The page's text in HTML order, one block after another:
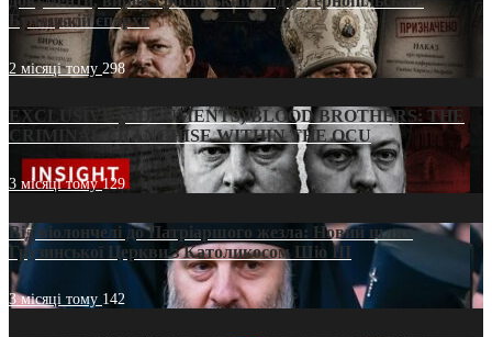
Бучацькій єпархії
2 місяці тому 298
EXCLUSIVE (DOCUMENTS)/BLOOD BROTHERS: THE
CRIMINAL FRANCHISE WITHIN THE OCU
3 місяці тому129
Від віолончелі до Патріаршого жезла: Новий шлях
Грузинської Церкви з Католикосом Шіо III
3 місяці тому 142